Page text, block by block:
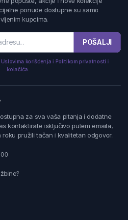
ponude dostupne su samo
kupcima.
POŠALJI
Uslovima korišćenja i Politikom privatnosti i
kolačića.
za sva vaša pitanja i dodatne
kontaktirate isključivo putem emaila,
pružili tačan i kvalitetan odgovor.